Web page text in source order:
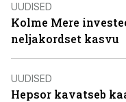
UUDISED
Kolme Mere
neljakordset kasvu
UUDISED
Hepsor kavatseb